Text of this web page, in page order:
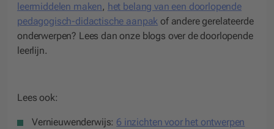
leermiddelen maken, het belang van een doorlopende
pedagogisch-didactische aanpak of andere gerelateerde
onderwerpen? Lees dan onze blogs over de doorlopende
leerlijn.
Lees ook:
Vernieuwenderwijs: 6 inzichten voor het ontwerpen